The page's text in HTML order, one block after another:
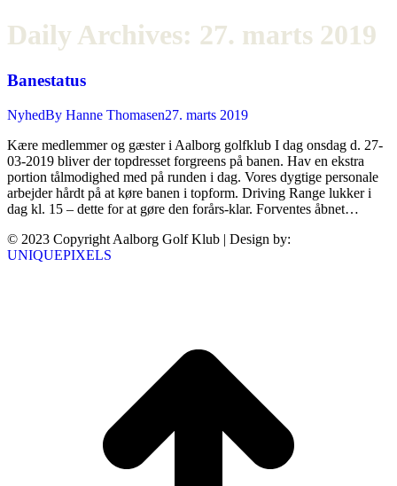
Daily Archives: 27. marts 2019
Banestatus
NyhedBy Hanne Thomasen27. marts 2019
Kære medlemmer og gæster i Aalborg golfklub I dag onsdag d. 27-
03-2019 bliver der topdresset forgreens på banen. Hav en ekstra
portion tålmodighed med på runden i dag. Vores dygtige personale
arbejder hårdt på at køre banen i topform. Driving Range lukker i
dag kl. 15 – dette for at gøre den forårs-klar. Forventes åbnet…
© 2023 Copyright Aalborg Golf Klub | Design by:
UNIQUEPIXELS